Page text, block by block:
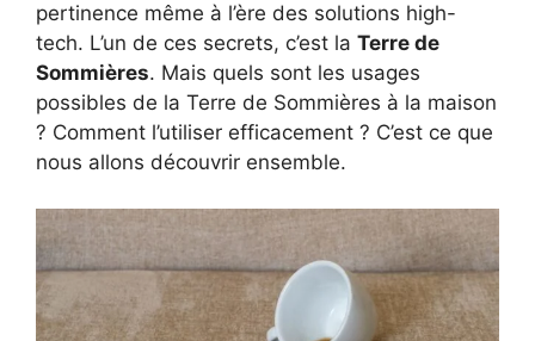
pertinence même à l’ère des solutions high-
tech. L’un de ces secrets, c’est la Terre de
Sommières. Mais quels sont les usages
possibles de la Terre de Sommières à la maison
? Comment l’utiliser efficacement ? C’est ce que
nous allons découvrir ensemble.